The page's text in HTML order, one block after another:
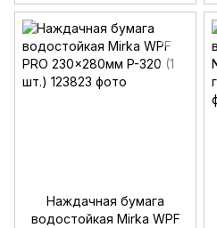
Наждачная бумага
водостойкая Mirka WPF